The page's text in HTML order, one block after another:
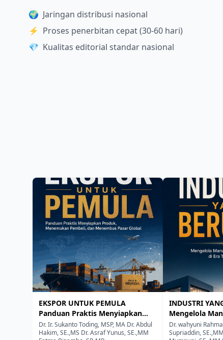
🌍 Jaringan distribusi nasional
⚡ Proses penerbitan cepat (30-60 hari)
💎 Kualitas editorial standar nasional
EKSPOR UNTUK PEMULA
Panduan Praktis Menyiapkan
Produk, Menemukan Pembeli,
dan Menembus Pasar Global
Dr. Ir. Sukanto Toding, MSP, MA Dr. Abdul
Hakim, SE.,MS Dr. Asraf Yunus, SE.,MM
INDUSTRI
Mengelola
Pasar di Era
Dr. wahyuni
Supriaddin,